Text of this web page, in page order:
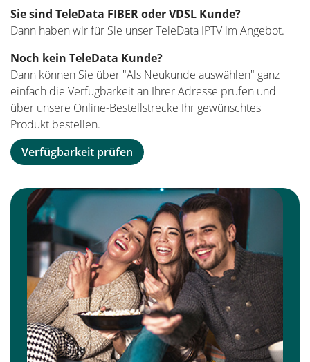
Sie sind TeleData FIBER oder VDSL Kunde?
Dann haben wir für Sie unser TeleData IPTV im Angebot.
Noch kein TeleData Kunde?
Dann können Sie über "Als Neukunde auswählen" ganz
einfach die Verfügbarkeit an Ihrer Adresse prüfen und
über unsere Online-Bestellstrecke Ihr gewünschtes
Produkt bestellen.
Verfügbarkeit prüfen